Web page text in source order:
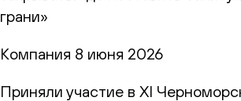
грани»
Компания 8 июня 2026
Приняли участие в XI